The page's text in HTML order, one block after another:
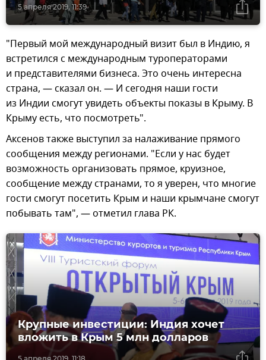
5 апреля 2019, 11:39
"Первый мой международный визит был в Индию, я
встретился с международным туроператорами
и представителями бизнеса. Это очень интересна
страна, — сказал он. — И сегодня наши гости
из Индии смогут увидеть объекты показы в Крыму. В
Крыму есть, что посмотреть".
Аксенов также выступил за налаживание прямого
сообщения между регионами. "Если у нас будет
возможность организовать прямое, круизное,
сообщение между странами, то я уверен, что многие
гости смогут посетить Крым и наши крымчане смогут
побывать там", — отметил глава РК.
Крупные инвестиции: Индия хочет
вложить в Крым 5 млн долларов